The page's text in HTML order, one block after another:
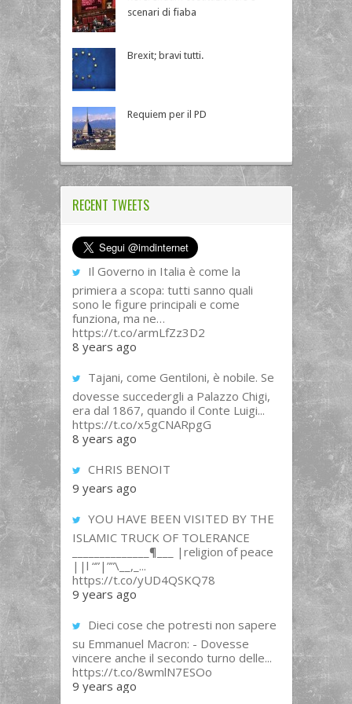
scenari di fiaba
Brexit; bravi tutti.
Requiem per il PD
RECENT TWEETS
Il Governo in Italia è come la
primiera a scopa: tutti sanno quali
sono le figure principali e come
funziona, ma ne…
https://t.co/armLfZz3D2
8 years ago
Tajani, come Gentiloni, è nobile. Se
dovesse succedergli a Palazzo Chigi,
era dal 1867, quando il Conte Luigi...
https://t.co/x5gCNARpgG
8 years ago
CHRIS BENOIT
9 years ago
YOU HAVE BEEN VISITED BY THE
ISLAMIC TRUCK OF TOLERANCE
______________¶___ |religion of peace
||l “”|””\__,_...
https://t.co/yUD4QSKQ78
9 years ago
Dieci cose che potresti non sapere
su Emmanuel Macron: - Dovesse
vincere anche il secondo turno delle...
https://t.co/8wmlN7ESOo
9 years ago